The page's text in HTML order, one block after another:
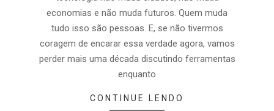
economias e não muda futuros. Quem muda
tudo isso são pessoas. E, se não tivermos
coragem de encarar essa verdade agora, vamos
perder mais uma década discutindo ferramentas
enquanto
CONTINUE LENDO